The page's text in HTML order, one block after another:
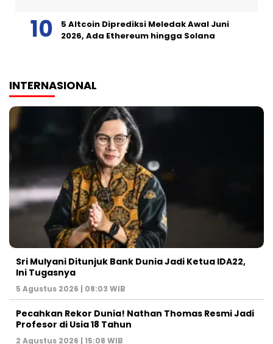
5 Altcoin Diprediksi Meledak Awal Juni
2026, Ada Ethereum hingga Solana
INTERNASIONAL
Sri Mulyani Ditunjuk Bank Dunia Jadi Ketua IDA22,
Ini Tugasnya
5 Agustus 2026 | 08:03 WIB
Pecahkan Rekor Dunia! Nathan Thomas Resmi Jadi
Profesor di Usia 18 Tahun
2 Agustus 2026 | 15:08 WIB